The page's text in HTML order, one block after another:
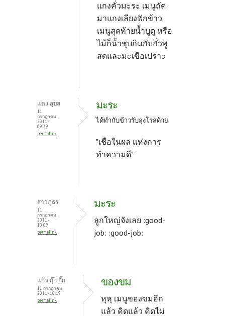
แกงคั่วมะระ เมนูถัด
มาแกงเลียงฟักข้าว
เมนูสุดท้ายน้ำบูดู หรือ
ไม้ก็น้ำชุบกินกับถั่วพู
สดและมะเขือเปราะ
แดง อุบล
11
กรกฎาคม,
2011 -
09:39
permalink
มะระ
ได้ทำกับข้าวรับลุงโรสด้วย
"เชื่อในผล แห่งการ
ทำความดี"
สาวภูธร
11
กรกฎาคม,
2011 -
10:09
permalink
มะระ
ลูกใหญ่จังเลย :good-
job: :good-job:
แก้ว กุ๊ก กิ๊ก
11 กรกฎาคม,
2011 - 10:19
permalink
ของขม
หุหุ เมนูของขมอีก
แล้ว คิดแล้ว คิดไม่